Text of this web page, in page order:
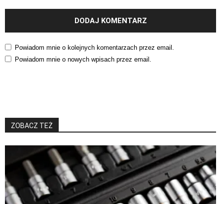
Powiadom mnie o kolejnych komentarzach przez email.
Powiadom mnie o nowych wpisach przez email.
ZOBACZ TEŻ